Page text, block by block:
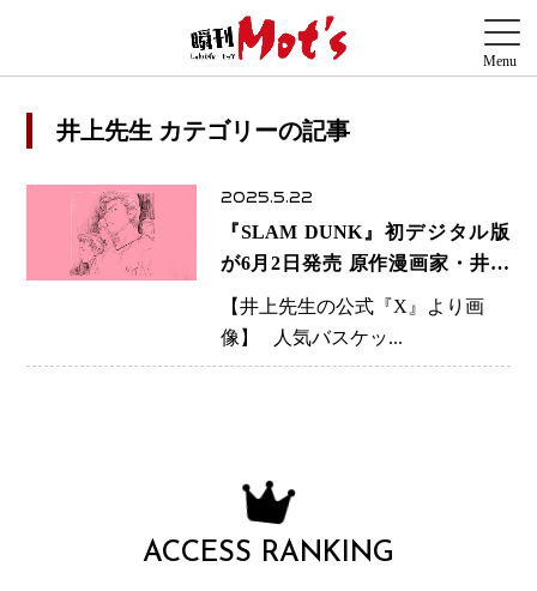
井上先生 カテゴリーの記事
2025.5.22
『SLAM DUNK』初デジタル版
が6月2日発売 原作漫画家・井上
雄彦氏「大きめのタブレットで読
むと原稿に一番近い」
【井上先生の公式『X』より画
像】 人気バスケッ...
ACCESS RANKING